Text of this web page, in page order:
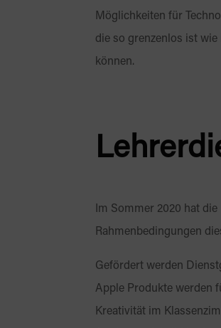
Möglichkeiten für
die so grenzenlos ist
können.
Im Sommer 2020 hat
Rahmenbedingungen
Gefördert werden
Apple Produkte werden
Kreativität im